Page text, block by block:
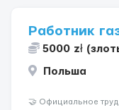
Работник
5000 zł
Польша
🤝 Официальное